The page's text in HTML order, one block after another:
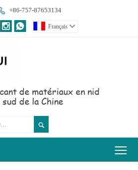
+86-757-87653134
  Français 
de matériaux en nid
de la Chine
